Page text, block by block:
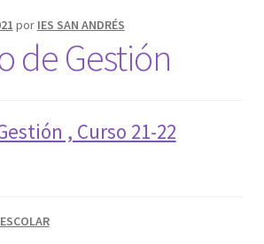
TIC PARA EDUCACIÓN
PROFESIONAL
por IES SAN ANDRÉS
de Gestión
, Curso 21-22